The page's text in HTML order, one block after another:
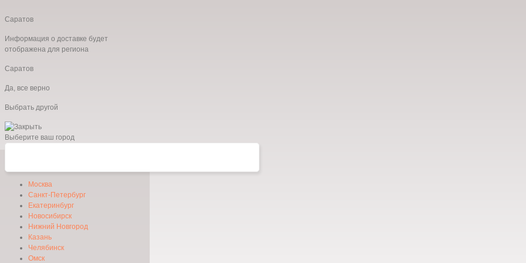
Саратов
Информация о доставке будет
отображена для региона
Саратов
Да, все верно
Выбрать другой
Выберите ваш город
Москва
Санкт-Петербург
Екатеринбург
Новосибирск
Нижний Новгород
Казань
Челябинск
Омск